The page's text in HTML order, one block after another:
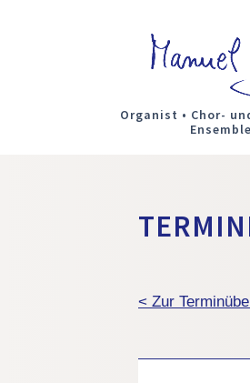
Organist • Chor-
< Zur